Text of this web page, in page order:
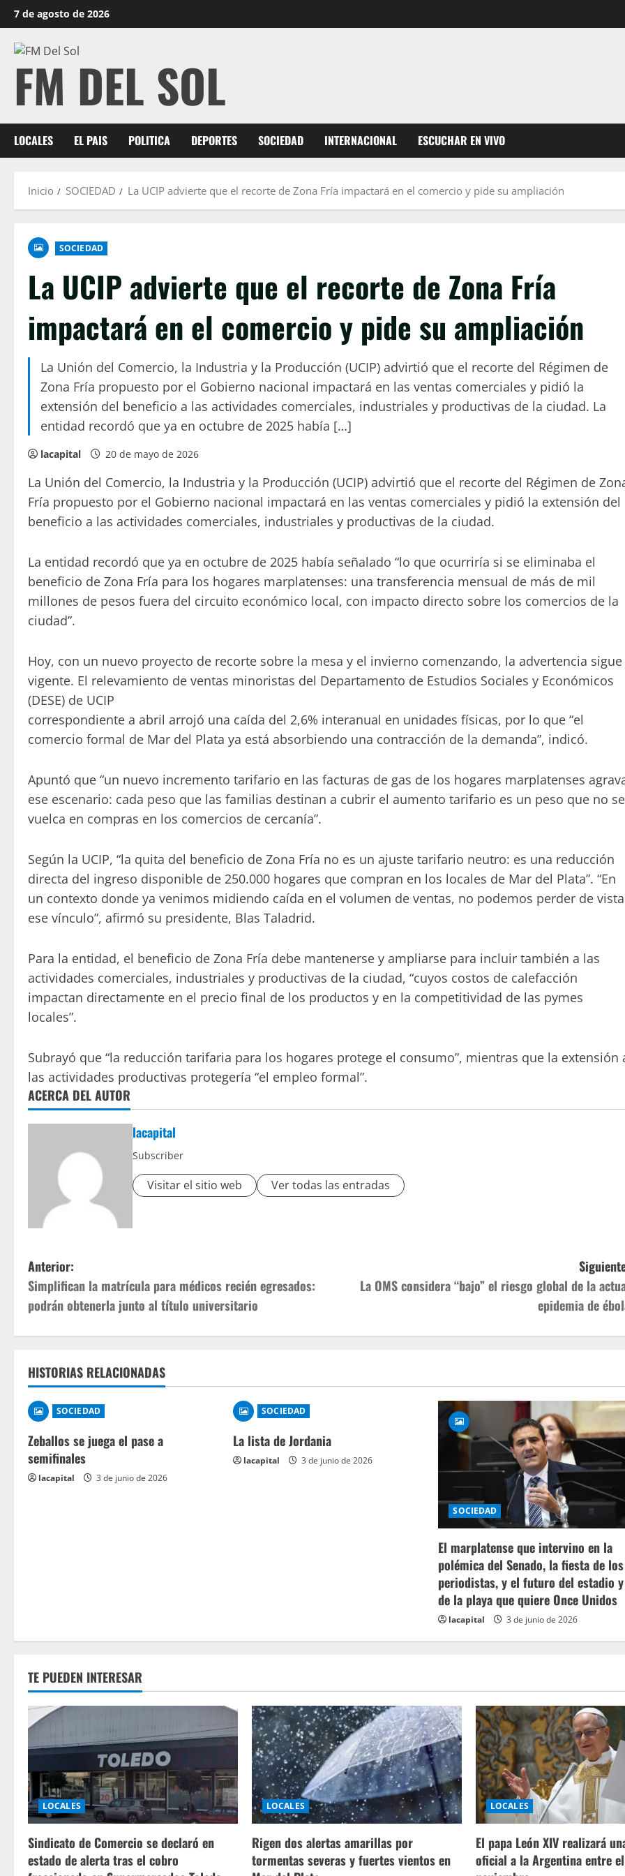
7 de agosto de 2026
FM DEL SOL
LOCALES EL PAIS POLITICA DEPORTES SOCIEDAD INTERNACIONAL ESCUCHAR EN VIVO
Inicio SOCIEDAD La UCIP advierte que el recorte de Zona Fría impactará en el comercio y pide su ampliación
SOCIEDAD
La UCIP advierte que el recorte de Zona Fría
impactará en el comercio y pide su ampliación
La Unión del Comercio, la Industria y la Producción (UCIP) advirtió que el recorte del Régimen de
Zona Fría propuesto por el Gobierno nacional impactará en las ventas comerciales y pidió la
extensión del beneficio a las actividades comerciales, industriales y productivas de la ciudad. La
entidad recordó que ya en octubre de 2025 había […]
lacapital 20 de mayo de 2026
La Unión del Comercio, la Industria y la Producción (UCIP) advirtió que el recorte del Régimen de
Fría propuesto por el Gobierno nacional impactará en las ventas comerciales y pidió la extensión del
beneficio a las actividades comerciales, industriales y productivas de la ciudad.
La entidad recordó que ya en octubre de 2025 había señalado “lo que ocurriría si se eliminaba el
beneficio de Zona Fría para los hogares marplatenses: una transferencia mensual de más de mil
millones de pesos fuera del circuito económico local, con impacto directo sobre los comercios de la
ciudad”.
Hoy, con un nuevo proyecto de recorte sobre la mesa y el invierno comenzando, la advertencia sigue
vigente. El relevamiento de ventas minoristas del Departamento de Estudios Sociales y Económicos
(DESE) de UCIP
correspondiente a abril arrojó una caída del 2,6% interanual en unidades físicas, por lo que “el
comercio formal de Mar del Plata ya está absorbiendo una contracción de la demanda”, indicó.
Apuntó que “un nuevo incremento tarifario en las facturas de gas de los hogares marplatenses
ese escenario: cada peso que las familias destinan a cubrir el aumento tarifario es un peso que no se
vuelca en compras en los comercios de cercanía”.
Según la UCIP, “la quita del beneficio de Zona Fría no es un ajuste tarifario neutro: es una reducción
directa del ingreso disponible de 250.000 hogares que compran en los locales de Mar del Plata”. “En
un contexto donde ya venimos midiendo caída en el volumen de ventas, no podemos perder de vista
ese vínculo”, afirmó su presidente, Blas Taladrid.
Para la entidad, el beneficio de Zona Fría debe mantenerse y ampliarse para incluir también a las
actividades comerciales, industriales y productivas de la ciudad, “cuyos costos de calefacción
impactan directamente en el precio final de los productos y en la competitividad de las pymes
locales”.
Subrayó que “la reducción tarifaria para los hogares protege el consumo”, mientras que la extensión
las actividades productivas protegería “el empleo formal”.
ACERCA DEL AUTOR
lacapital
Subscriber
Visitar el sitio web Ver todas las entradas
Anterior:
Simplifican la matrícula para médicos recién egresados:
podrán obtenerla junto al título universitario
La OMS considera “bajo” el riesgo global de la
epidemia de
HISTORIAS RELACIONADAS
SOCIEDAD
Zeballos se juega el pase a
semifinales
lacapital 3 de junio de 2026
SOCIEDAD
La lista de Jordania
lacapital 3 de junio de 2026
SOCIEDAD
El marplatense que intervino en la
polémica del Senado, la fiesta de los
periodistas, y el futuro del estadio y
de la playa que quiere Once Unidos
lacapital 3 de junio de 2026
TE PUEDEN INTERESAR
LOCALES
Sindicato de Comercio se declaró en
estado de alerta tras el cobro
LOCALES
Rigen dos alertas amarillas por
tormentas severas y fuertes vientos en
LOCALES
El papa León XIV realizará
oficial a la Argentina entre